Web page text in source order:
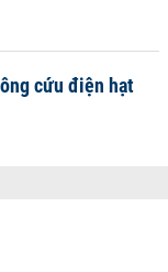
cứu điện hạt